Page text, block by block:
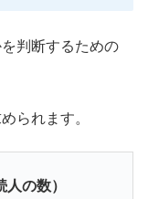
判断するための
られます。
の数）